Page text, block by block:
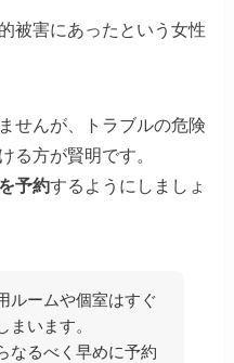
被害にあったという女性
せんが、トラブルの危険
る方が賢明です。
予約するようにしましょ
ルームや個室はすぐ
まいます。
なるべく早めに予約